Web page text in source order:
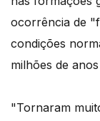
ocorrência de
condições
milhões de
"Tornaram